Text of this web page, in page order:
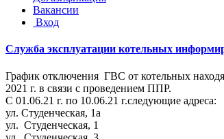
Вакансии
Вход
Служба эксплуатации котельных
График отключения ГВС от котельных
2021 г. в связи с проведением ППР.
С 01.06.21 г. по 10.06.21 г.следующие адреса:
ул. Студенческая, 1а
ул. Студенческая, 1